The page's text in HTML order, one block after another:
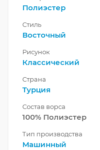
Полиэстер
Стиль
Восточный
Рисунок
Классический
Страна
Турция
Состав ворса
100% Полиэстер
Тип производства
Машинный